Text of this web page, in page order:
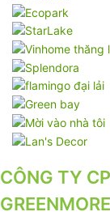
CÔNG TY